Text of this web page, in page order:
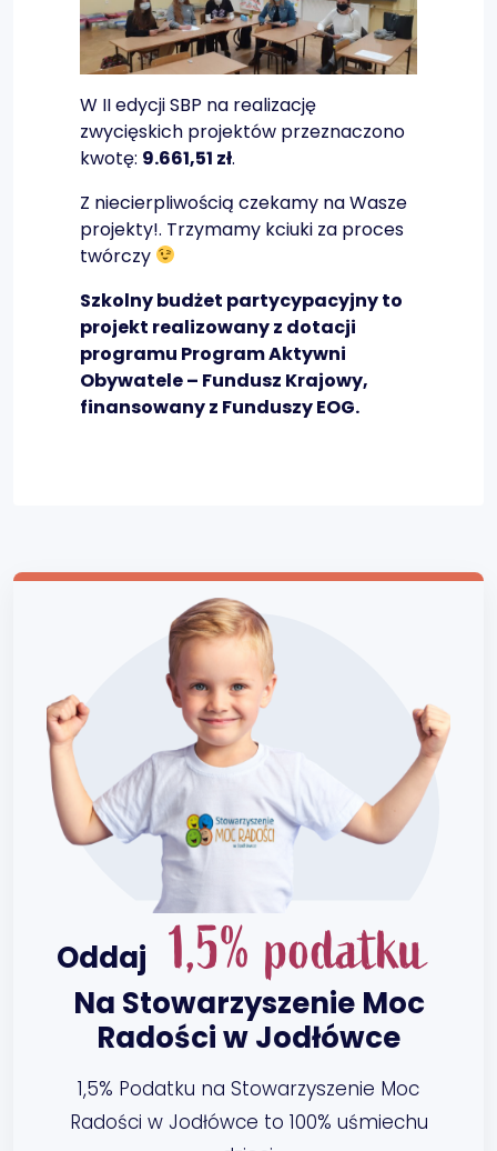
W II edycji SBP na realizację
zwycięskich projektów przeznaczono
kwotę: 9.661,51 zł.
Z niecierpliwością czekamy na Wasze
projekty!. Trzymamy kciuki za proces
twórczy
Szkolny budżet partycypacyjny to
projekt realizowany z dotacji
programu Program Aktywni
Obywatele – Fundusz Krajowy,
finansowany z Funduszy EOG.
Oddaj 1,5% podatku
Na Stowarzyszenie Moc
Radości w Jodłówce
1,5% Podatku na Stowarzyszenie Moc
Radości w Jodłówce to 100% uśmiechu